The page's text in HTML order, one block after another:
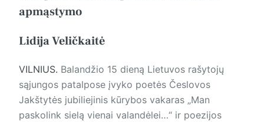
apmąstymo
Lidija Veličkaitė
VILNIUS. Balandžio 15 dieną Lietuvos rašytojų
sąjungos patalpose įvyko poetės Česlovos
Jakštytės jubiliejinis kūrybos vakaras „Man
paskolink sielą vienai valandėlei…“ ir poezijos